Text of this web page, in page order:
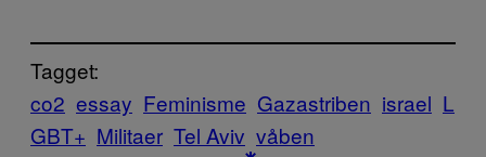
Tagget:
co2 essay Feminisme Gazastriben israel L
GBT+ Militaer Tel Aviv våben